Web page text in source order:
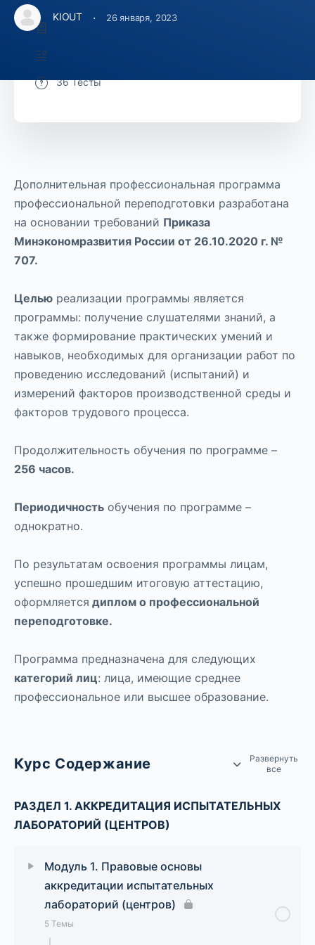
KIOUT · 26 января, 2023
Дополнительная профессиональная программа
профессиональной переподготовки разработана
на основании требований Приказа
Минэкономразвития России от 26.10.2020 г. №
707.
Целью реализации программы является
программы: получение слушателями знаний, а
также формирование практических умений и
навыков, необходимых для организации работ по
проведению исследований (испытаний) и
измерений факторов производственной среды и
факторов трудового процесса.
Продолжительность обучения по программе –
256 часов.
Периодичность обучения по программе –
однократно.
По результатам освоения программы лицам,
успешно прошедшим итоговую аттестацию,
оформляется диплом о профессиональной
переподготовке.
Программа предназначена для следующих
категорий лиц: лица, имеющие среднее
профессиональное или высшее образование.
Курс Содержание
Развернуть
все
РАЗДЕЛ 1. АККРЕДИТАЦИЯ ИСПЫТАТЕЛЬНЫХ
ЛАБОРАТОРИЙ (ЦЕНТРОВ)
Модуль 1. Правовые основы
аккредитации испытательных
лабораторий (центров)
5 Темы
36 Тесты